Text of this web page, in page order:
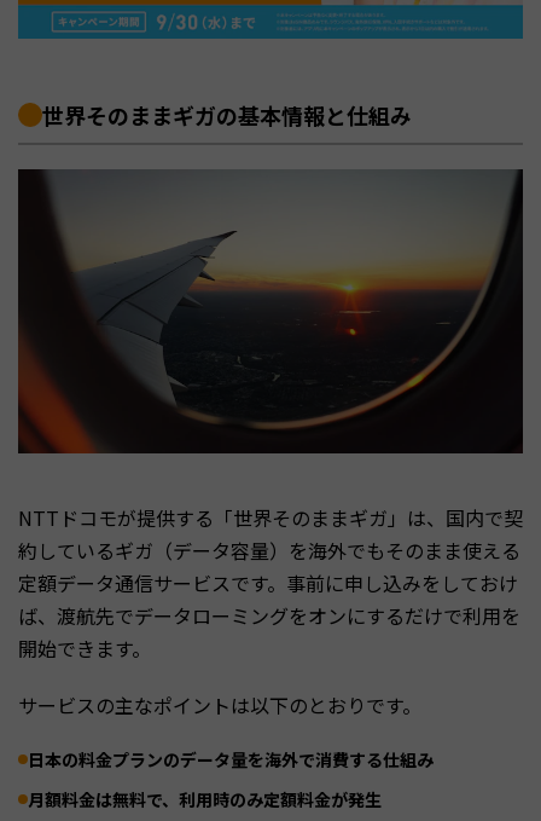
世界そのままギガの基本情報と仕組み
NTTドコモが提供する「世界そのままギガ」は、国内で契
約しているギガ（データ容量）を海外でもそのまま使える
定額データ通信サービスです。事前に申し込みをしておけ
ば、渡航先でデータローミングをオンにするだけで利用を
開始できます。
サービスの主なポイントは以下のとおりです。
日本の料金プランのデータ量を海外で消費する仕組み
月額料金は無料で、利用時のみ定額料金が発生